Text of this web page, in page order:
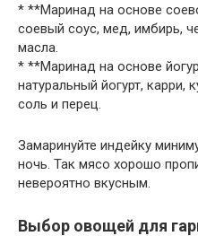
* **Маринад на основе
соевый соус, мед, имбирь,
масла.
* **Маринад на основе
натуральный йогурт, карри,
соль и перец.
Замаринуйте индейку
ночь. Так мясо хорошо
невероятно вкусным.
Выбор овощей для